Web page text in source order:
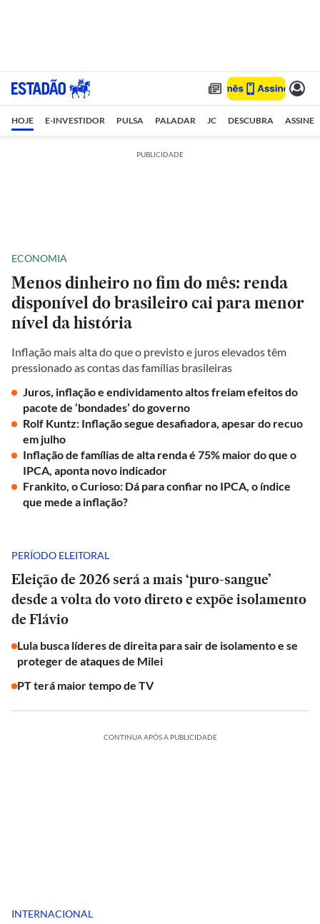
HOJE E-INVESTIDOR PULSA PALADAR JC DESCUBRA ASSINE
PUBLICIDADE
ECONOMIA
Menos dinheiro no fim do mês: renda
disponível do brasileiro cai para menor
nível da história
Inflação mais alta do que o previsto e juros elevados têm
pressionado as contas das famílias brasileiras
Juros, inflação e endividamento altos freiam efeitos do
pacote de ‘bondades’ do governo
Rolf Kuntz: Inflação segue desafiadora, apesar do recuo
em julho
Inflação de famílias de alta renda é 75% maior do que o
IPCA, aponta novo indicador
Frankito, o Curioso: Dá para confiar no IPCA, o índice
que mede a inflação?
PERÍODO ELEITORAL
Eleição de 2026 será a mais ‘puro-sangue’
desde a volta do voto direto e expõe isolamento
de Flávio
Lula busca líderes de direita para sair de isolamento e se
proteger de ataques de Milei
PT terá maior tempo de TV
CONTINUA APÓS A PUBLICIDADE
INTERNACIONAL